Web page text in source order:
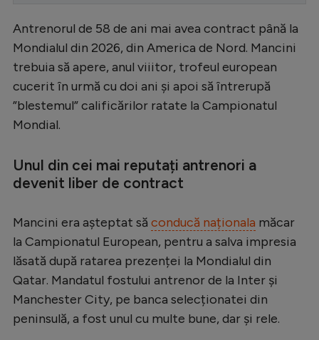
Serie A
Bundesliga
Ligue 1
Campionate
EURO 2024
Stranieri
Tenis
Handbal
Antrenorul de 58 de ani mai avea contract până la
Mondialul din 2026, din America de Nord. Mancini
trebuia să apere, anul viiitor, trofeul european
cucerit în urmă cu doi ani și apoi să întrerupă
”blestemul” calificărilor ratate la Campionatul
Mondial.
Unul din cei mai reputați antrenori a
devenit liber de contract
Mancini era așteptat să conducă naționala măcar
la Campionatul European, pentru a salva impresia
lăsată după ratarea prezenței la Mondialul din
Qatar. Mandatul fostului antrenor de la Inter și
Manchester City, pe banca selecționatei din
peninsulă, a fost unul cu multe bune, dar și rele.